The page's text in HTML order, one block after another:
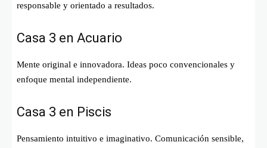
responsable y orientado a resultados.
Casa 3 en Acuario
Mente original e innovadora. Ideas poco convencionales y
enfoque mental independiente.
Casa 3 en Piscis
Pensamiento intuitivo e imaginativo. Comunicación sensible,